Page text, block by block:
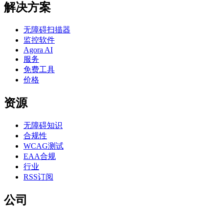
解决方案
无障碍扫描器
监控软件
Agora AI
服务
免费工具
价格
资源
无障碍知识
合规性
WCAG测试
EAA合规
行业
RSS订阅
公司